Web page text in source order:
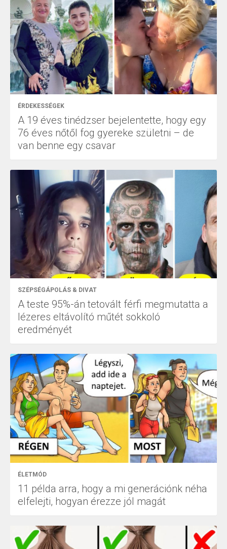
ÉRDEKESSÉGEK
A 19 éves tinédzser bejelentette, hogy egy
76 éves nőtől fog gyereke születni – de
van benne egy csavar
SZÉPSÉGÁPOLÁS & DIVAT
A teste 95%-án tetovált férfi megmutatta a
lézeres eltávolító műtét sokkoló
eredményét
ÉLETMÓD
11 példa arra, hogy a mi generációnk néha
elfelejti, hogyan érezze jól magát